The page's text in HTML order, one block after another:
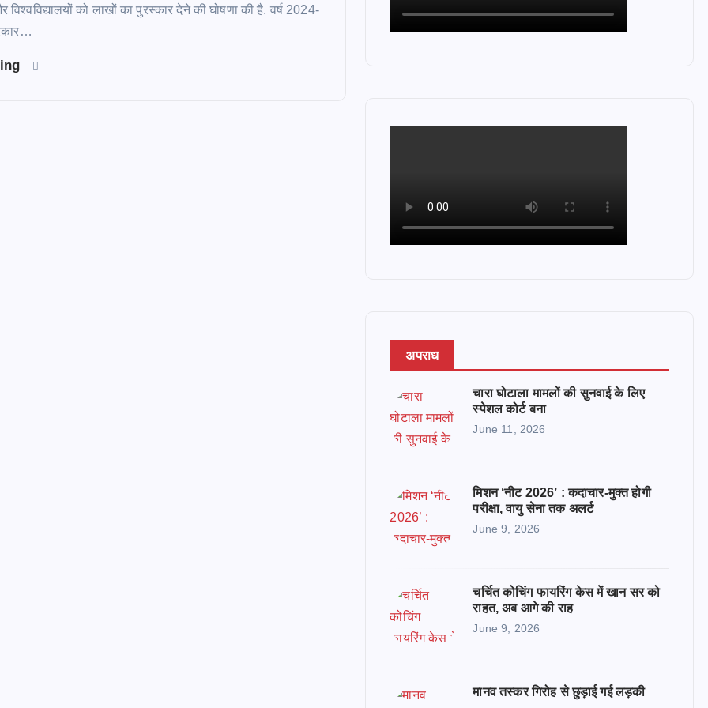
को लाखों का पुरस्कार देने की घोषणा की है. वर्ष 2024-
अपराध
चारा घोटाला मामलों की सुनवाई के लिए
स्पेशल कोर्ट बना
June 11, 2026
मिशन ‘नीट 2026’ : कदाचार-मुक्त होगी
परीक्षा, वायु सेना तक अलर्ट
June 9, 2026
चर्चित कोचिंग फायरिंग केस में खान सर को
राहत, अब आगे की राह
June 9, 2026
मानव तस्कर गिरोह से छुड़ाई गई लड़की